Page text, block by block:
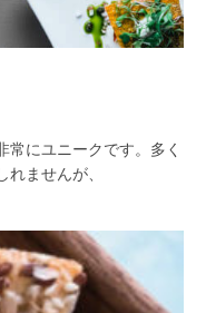
にユニークです。多く
ませんが、